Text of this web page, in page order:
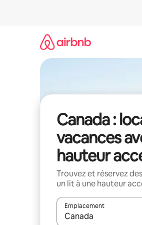
Canada :
vacances
hauteur
Trouvez et réservez
un lit à une hauteur
Emplacement
Quand les résultats